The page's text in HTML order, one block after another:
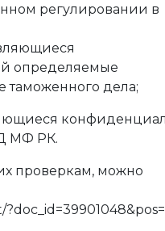
регулировании в
определяемые
дела;
МФ РК.
проверкам, можно